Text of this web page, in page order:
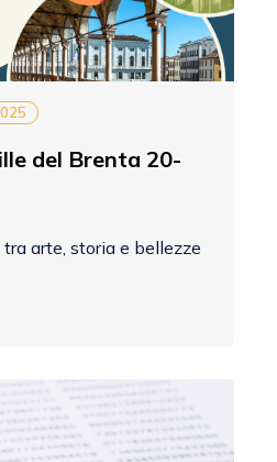
del Brenta 20-
arte, storia e bellezze